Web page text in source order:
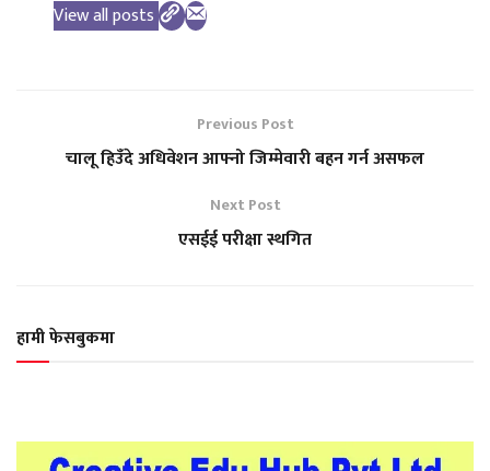
View all posts
Previous Post
चालू हिउँदे अधिवेशन आफ्नो जिम्मेवारी बहन गर्न असफल
Next Post
एसईई परीक्षा स्थगित
हामी फेसबुकमा